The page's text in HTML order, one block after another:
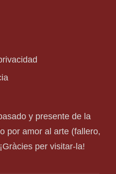
y presente de la
por amor al arte (fallero,
per visitar-la!